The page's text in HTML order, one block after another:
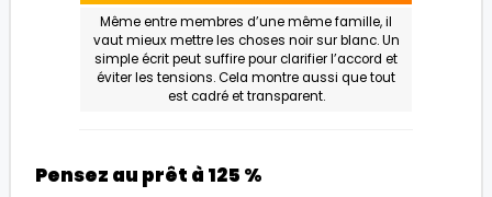
Même entre membres d’une même famille, il
vaut mieux mettre les choses noir sur blanc. Un
simple écrit peut suffire pour clarifier l’accord et
éviter les tensions. Cela montre aussi que tout
est cadré et transparent.
Pensez au prêt à 125 %